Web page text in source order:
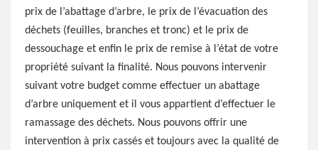
prix de l’abattage d’arbre, le prix de l’évacuation des
déchets (feuilles, branches et tronc) et le prix de
dessouchage et enfin le prix de remise à l’état de votre
propriété suivant la finalité. Nous pouvons intervenir
suivant votre budget comme effectuer un abattage
d’arbre uniquement et il vous appartient d’effectuer le
ramassage des déchets. Nous pouvons offrir une
intervention à prix cassés et toujours avec la qualité de